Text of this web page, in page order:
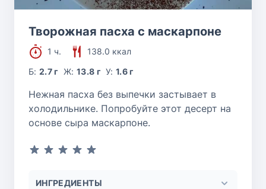
Творожная пасха с маскарпоне
1 ч.
138.0 ккал
Б:2.7 г Ж: 13.8 г У:1.6 г
Нежная пасха без выпечки застывает в
холодильнике. Попробуйте этот десерт на
основе сыра маскарпоне.
ИНГРЕДИЕНТЫ